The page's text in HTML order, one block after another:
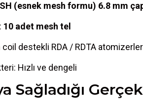
(esnek mesh formu) 6.8 mm
10 adet mesh tel
destekli RDA / RDTA atomizerler
Hızlı ve dengeli
Sağladığı